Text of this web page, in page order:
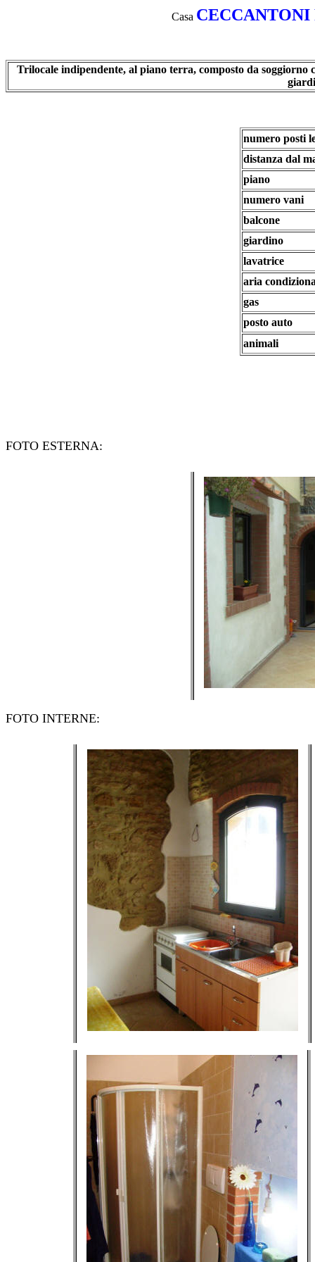
Casa CECCANTONI
Trilocale indipendente, al piano terra, composto da
numero posti
distanza dal
piano
numero vani
balcone
giardino
lavatrice
aria
gas
posto auto
animali
FOTO ESTERNA:
FOTO INTERNE: